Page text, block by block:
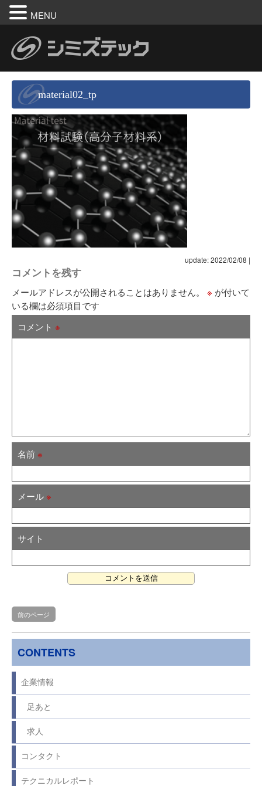
material02_tp
update: 2022/02/08 |
コメントを残す
メールアドレスが公開されることはありません。 ※ が付いて
いる欄は必須項目です
コメント ※
名前※
メール※
サイト
前のページ
CONTENTS
企業情報
足あと
求人
コンタクト
テクニカルレポート
MENU